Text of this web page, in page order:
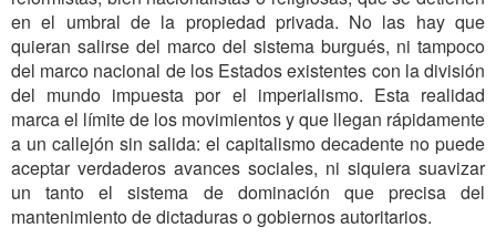
en el umbral de la propiedad privada. No las hay que
quieran salirse del marco del sistema burgués, ni tampoco
del marco nacional de los Estados existentes con la división
del mundo impuesta por el imperialismo. Esta realidad
marca el límite de los movimientos y que llegan rápidamente
a un callejón sin salida: el capitalismo decadente no puede
aceptar verdaderos avances sociales, ni siquiera suavizar
un tanto el sistema de dominación que precisa del
mantenimiento de dictaduras o gobiernos autoritarios.